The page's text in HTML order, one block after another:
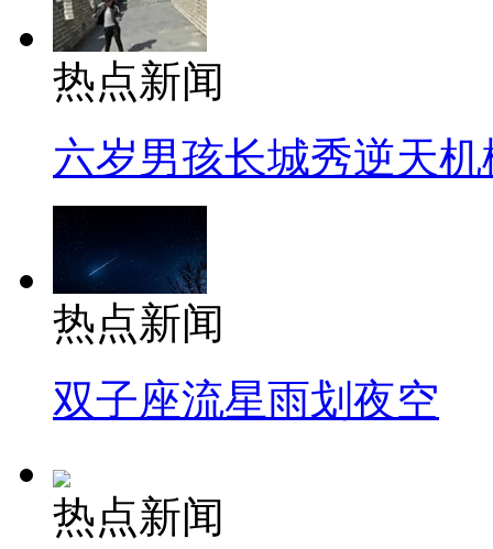
热点新闻
六岁男孩长城秀逆天机
热点新闻
双子座流星雨划夜空
热点新闻